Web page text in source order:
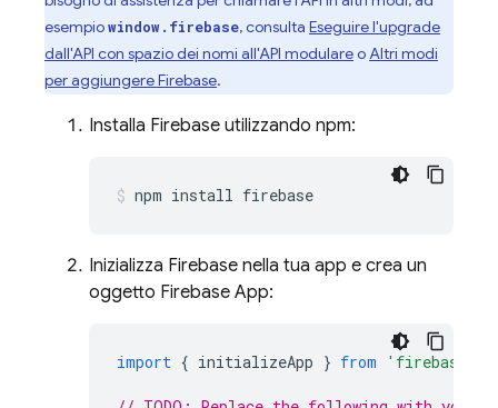
esempiowindow.firebase, consulta Eseguire l'upgrade
dall'API con spazio dei nomi all'API modulareoAltri modi
per aggiungere Firebase.
Installa Firebase utilizzando npm:
npm install firebase
Inizializza Firebase nella tua app e crea un
oggetto Firebase App:
import { initializeApp } from 'firebase/